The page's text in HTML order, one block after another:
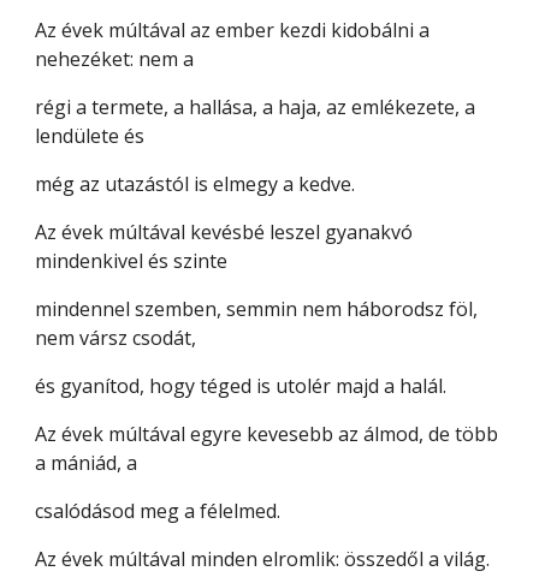
Az évek múltával az ember kezdi kidobálni a
nehezéket: nem a
régi a termete, a hallása, a haja, az emlékezete, a
lendülete és
még az utazástól is elmegy a kedve.
Az évek múltával kevésbé leszel gyanakvó
mindenkivel és szinte
mindennel szemben, semmin nem háborodsz föl,
nem vársz csodát,
és gyanítod, hogy téged is utolér majd a halál.
Az évek múltával egyre kevesebb az álmod, de több
a mániád, a
csalódásod meg a félelmed.
Az évek múltával minden elromlik: összedől a világ.